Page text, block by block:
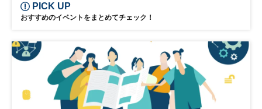
PICK UP
おすすめのイベントをまとめてチェック！